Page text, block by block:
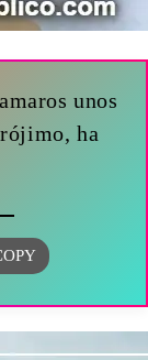
unos
ha